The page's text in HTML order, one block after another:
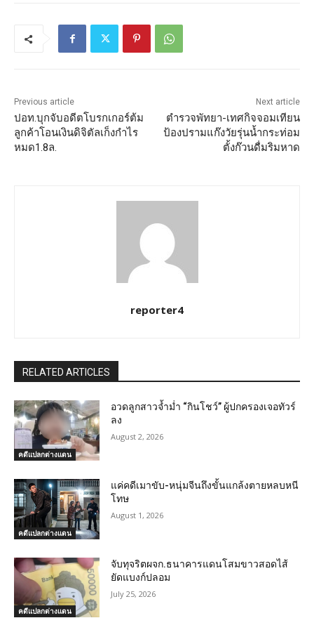
Previous article
ปอท.บุกจับอดีตโบรกเกอร์ต้ม
ลูกค้าโอนเงินดิจิตัลเก็งกำไร
หมด1.8ล.
Next article
ตำรวจพัทยา-เทศกิจจอมเทียน
ป้องปรามแก๊งวัยรุ่นน้ำกระท่อม
ตั้งก๊วนดื่มริมหาด
reporter4
RELATED ARTICLES
คดีแปลกต่างแดน
อวดลูกสาวจ้ำม่ำ “กินโชว์” ผู้ปกครองเจอทัวร์
ลง
August 2, 2026
คดีแปลกต่างแดน
แค่คดีเมาขับ-หนุ่มจีนถึงขั้นแกล้งตายหลบหนี
โทษ
August 1, 2026
คดีแปลกต่างแดน
จับทุจริตผจก.ธนาคารแดนโสมขาวสอดไส้
ยัดแบงก์ปลอม
July 25, 2026